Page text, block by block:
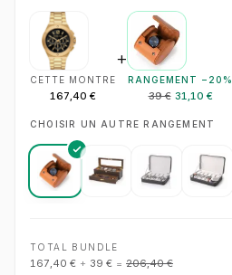
CETTE MONTRE
167,40 €
+
RANGEMENT − 20 %
39 € 31,10 €
CHOISIR UN AUTRE RANGEMENT
TOTAL BUNDLE
167,40 € + 39 € = 206,40 €